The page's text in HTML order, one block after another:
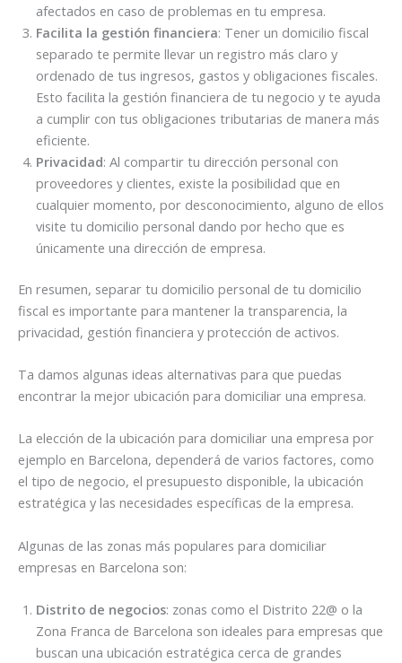
afectados en caso de problemas en tu empresa.
Facilita la gestión financiera: Tener un domicilio fiscal
separado te permite llevar un registro más claro y
ordenado de tus ingresos, gastos y obligaciones fiscales.
Esto facilita la gestión financiera de tu negocio y te ayuda
a cumplir con tus obligaciones tributarias de manera más
eficiente.
Privacidad: Al compartir tu dirección personal con
proveedores y clientes, existe la posibilidad que en
cualquier momento, por desconocimiento, alguno de ellos
visite tu domicilio personal dando por hecho que es
únicamente una dirección de empresa.
En resumen, separar tu domicilio personal de tu domicilio
fiscal es importante para mantener la transparencia, la
privacidad, gestión financiera y protección de activos.
Ta damos algunas ideas alternativas para que puedas
encontrar la mejor ubicación para domiciliar una empresa.
La elección de la ubicación para domiciliar una empresa por
ejemplo en Barcelona, dependerá de varios factores, como
el tipo de negocio, el presupuesto disponible, la ubicación
estratégica y las necesidades específicas de la empresa.
Algunas de las zonas más populares para domiciliar
empresas en Barcelona son:
Distrito de negocios: zonas como el Distrito 22@ o la
Zona Franca de Barcelona son ideales para empresas que
buscan una ubicación estratégica cerca de grandes